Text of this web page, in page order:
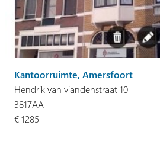
Kantoorruimte, Amersfoort
Hendrik van viandenstraat 10
3817AA
€ 1285